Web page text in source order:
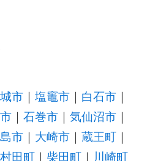
市｜ 塩竈市｜ 白石市｜
｜ 石巻市｜ 気仙沼市｜
市｜ 大崎市｜ 蔵王町｜
村田町｜ 柴田町｜
川崎町